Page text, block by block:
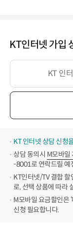
KT인터넷 가입
KT 인
KT 인터넷 상담 신청
상담 동의시 M모바일
-8001로 연락드릴 예
KT인터넷/TV 결합
로, 선택 상품에 따라
M모바일 요금할인은
신청 필요합니다.